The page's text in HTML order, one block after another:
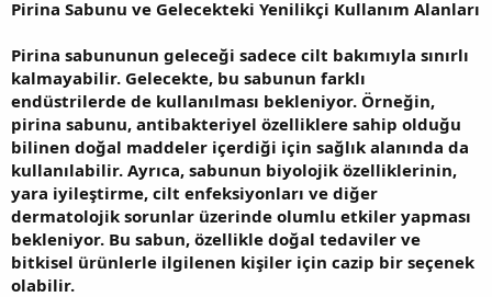
Pirina Sabunu ve Gelecekteki Yenilikçi Kullanım Alanları
Pirina sabununun geleceği sadece cilt bakımıyla sınırlı
kalmayabilir. Gelecekte, bu sabunun farklı
endüstrilerde de kullanılması bekleniyor. Örneğin,
pirina sabunu, antibakteriyel özelliklere sahip olduğu
bilinen doğal maddeler içerdiği için sağlık alanında da
kullanılabilir. Ayrıca, sabunun biyolojik özelliklerinin,
yara iyileştirme, cilt enfeksiyonları ve diğer
dermatolojik sorunlar üzerinde olumlu etkiler yapması
bekleniyor. Bu sabun, özellikle doğal tedaviler ve
bitkisel ürünlerle ilgilenen kişiler için cazip bir seçenek
olabilir.